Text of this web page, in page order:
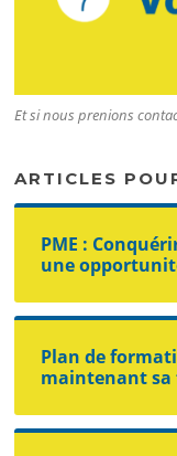
Et si nous prenions
ARTICLES
PME :
une
Plan de
maintenant sa